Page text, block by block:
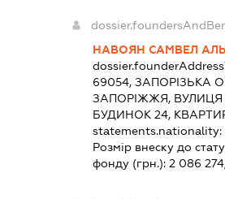
НАВОЯН САМВЕЛ
dossier.founderAddress
69054, ЗАПОРІЗЬКА
ЗАПОРІЖЖЯ, ВУЛИЦЯ
БУДИНОК 24,
statements.nationality:
Розмір внеску до
фонду (грн.):2 086